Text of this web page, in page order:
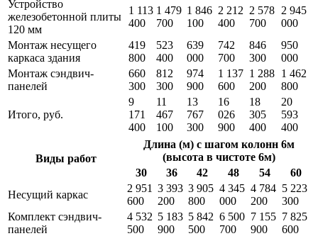
Устройство
железобетонной плиты
120 мм
1 113
400
1 479
700
1 846
100
2 212
400
2 578
700
2 945
000
Монтаж несущего
каркаса здания
419
800
523
400
639
000
742
700
846
300
950
000
Монтаж сэндвич-
панелей
660
300
812
300
974
900
1 137
600
1 288
200
1 462
800
Итого, руб.
9
171
400
11
467
100
13
767
300
16
026
900
18
305
400
20
593
400
Виды работ
Длина (м) с шагом колонн 6м
(высота в чистоте 6м)
30
36 42 48 54
60
Несущий каркас
2 951
600
3 393
200
3 905
800
4 345
000
4 784
200
5 223
300
Комплект сэндвич-
панелей
4 532
500
5 183
900
5 842
500
6 500
700
7 155
900
7 825
600